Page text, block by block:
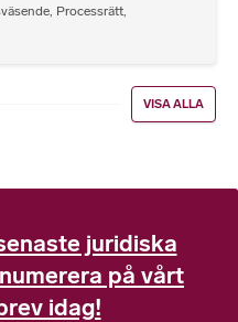
, Processrätt,
VISA ALLA
juridiska
på vårt
idag!